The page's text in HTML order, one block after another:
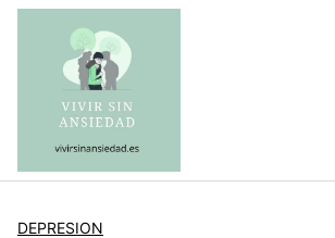
Saltar
contenido
DEPRESION